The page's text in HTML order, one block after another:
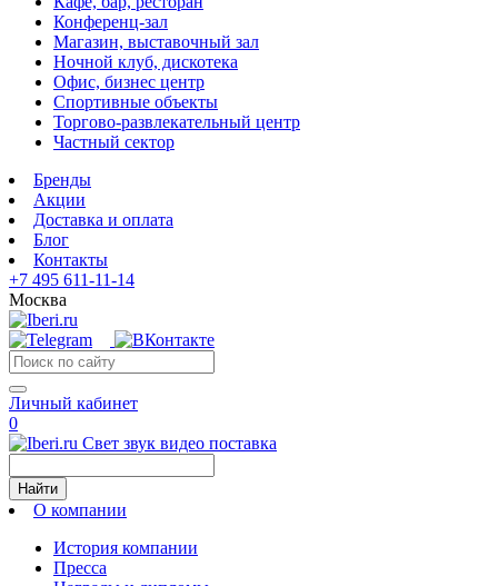
Конференц-зал
Магазин, выставочный зал
Ночной клуб, дискотека
Офис, бизнес центр
Спортивные объекты
Торгово-развлекательный центр
Частный сектор
Бренды
Акции
Доставка и оплата
Блог
Контакты
+7 495 611-11-14
Москва
Личный кабинет
0
Свет звук видео поставка
Найти
О компании
История компании
Пресса